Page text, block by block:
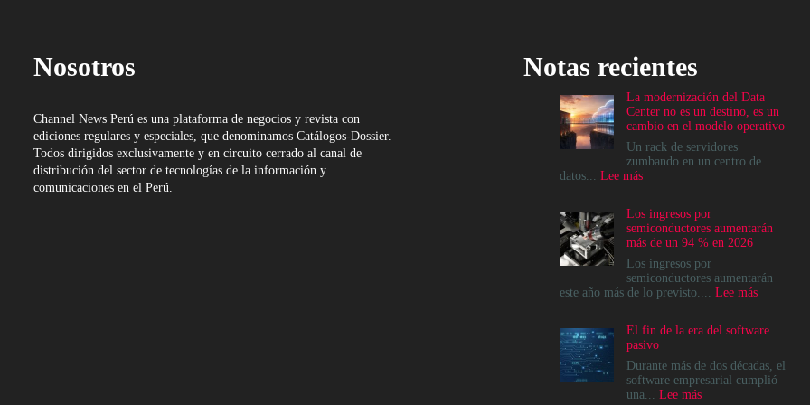
Nosotros
Channel News Perú es una plataforma de negocios y revista con
ediciones regulares y especiales, que denominamos Catálogos-Dossier.
Todos dirigidos exclusivamente y en circuito cerrado al canal de
distribución del sector de tecnologías de la información y
comunicaciones en el Perú.
Notas recientes
La modernización del Data
Center no es un destino, es un
cambio en el modelo operativo
Un rack de servidores
zumbando en un centro de
datos... Lee más:
del
Data
Center
no
es
un
un
cambio
en
el
modelo
Los ingresos por
semiconductores aumentarán
más de un 94 % en 2026
Los ingresos por
semiconductores aumentarán
este año más de lo previsto.... Lee más:
por
aumentarán
más
El fin de la era del software
pasivo
Durante más de dos décadas, el
software empresarial cumplió
una... Lee más: